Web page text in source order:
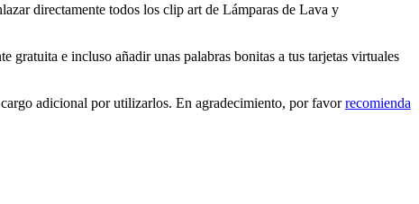
directamente todos los clip art de Lámparas de Lava y
gratuita e incluso añadir unas palabras bonitas a tus tarjetas virtuales
adicional por utilizarlos. En agradecimiento, por favorrecomienda